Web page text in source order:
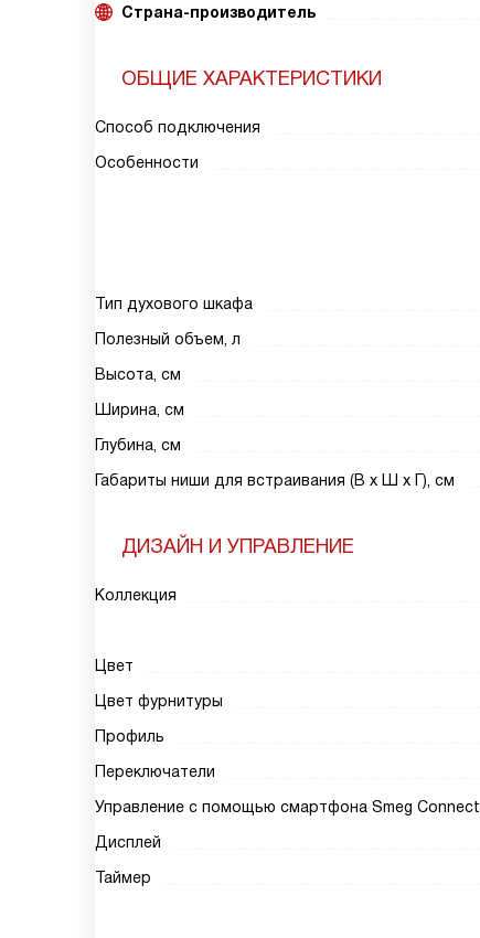
Страна-производитель
ОБЩИЕ ХАРАКТЕРИСТИКИ
Способ подключения
Особенности
Тип духового шкафа
Полезный объем, л
Высота, см
Ширина, см
Глубина, см
Габариты ниши для встраивания (В х Ш х Г), см
ДИЗАЙН И УПРАВЛЕНИЕ
Коллекция
Цвет
Цвет фурнитуры
Профиль
Переключатели
Управление с помощью смартфона Smeg Connect
Дисплей
Таймер